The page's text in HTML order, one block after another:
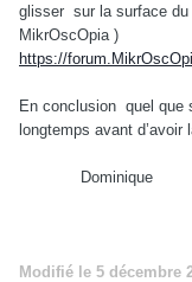
glisser sur la surface du
MikrOscOpia )
https://
En conclusion quel
longtemps avant d’avoir
Dominique
Modifié le 5 décembre